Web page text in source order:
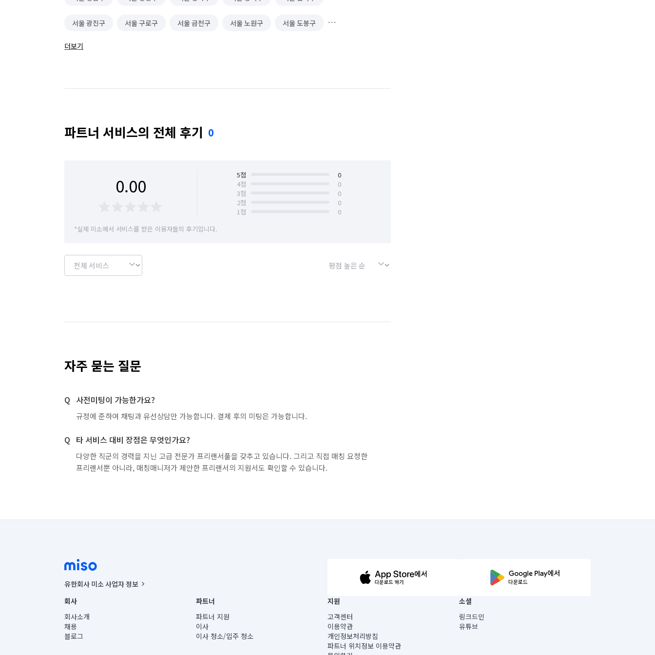
서울 광진구 서울 구로구 서울 금천구 서울 노원구 서울 도봉구
서울 동대문구
더보기
파트너 서비스의 전체 후기 0
0.00 5점
0
4점
0
3점
0
2점
0
1점
0
*실제 미소에서 서비스를 받은 이용자들의 후기입니다.
자주 묻는 질문
사전미팅이 가능한가요?
규정에 준하여 채팅과 유선상담만 가능합니다. 결제 후의 미팅은 가능합니다.
타 서비스 대비 장점은 무엇인가요?
다양한 직군의 경력을 지닌 고급 전문가 프리랜서풀을 갖추고 있습니다. 그리고 직접 매칭 요청한
프리랜서뿐 아니라, 매칭매니저가 제안한 프리랜서의 지원서도 확인할 수 있습니다.
유한회사 미소 사업자 정보
사업자등록번호 : 291-87-00271 | 인허가번호 : 2016-3220163-14-5-00019 |
통신판매신고번호 : 2024-서울종로-1400(공정거래위원회 정보) |
대표이사 : CHING VICTOR COLUMBIA RHEE
주소 | 본사: 서울특별시 종로구 율곡로 6(중학동, 트윈트리빌딩) B동 5층
컨택센터 : 서울특별시 종로구 수송동 율곡로 24, 7층, 8층 미소
회사
회사소개
채용
블로그
파트너
파트너 지원
이사
이사 청소/입주 청소
지원
고객센터
이용약관
개인정보처리방침
파트너 위치정보 이용약관
소셜
링크드인
유튜브